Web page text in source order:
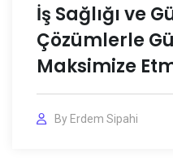
İş Sağlığı ve
Çözümlerle
Maksimize
By Erdem Sipahi